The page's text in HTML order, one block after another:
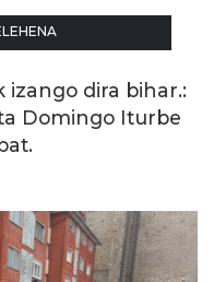
izango dira bihar.:
Domingo Iturbe